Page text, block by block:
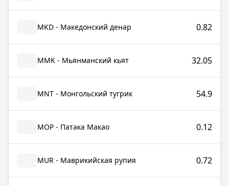
MKD - Македонский денар 0.82
MMK - Мьянманский кьят 32.05
MNT - Монгольский тугрик 54.9
MOP - Патака Макао 0.12
MUR - Маврикийская рупия 0.72